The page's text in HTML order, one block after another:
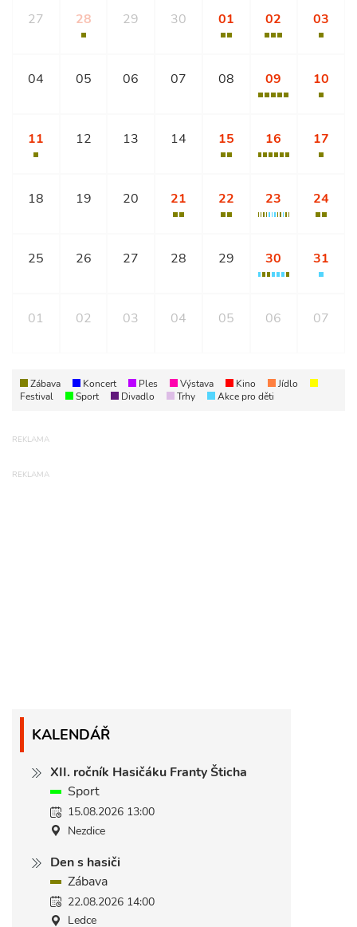
27 28 29 30 01 02 03
04 05 06 07 08 09 10
11 12 13 14 15 16 17
18 19 20 21 22 23 24
25 26 27 28 29 30 31
01 02 03 04 05 06 07
Zábava Koncert Ples Výstava Kino
Jídlo
Festival
Sport Divadlo Trhy Akce pro děti
KALENDÁŘ
XII. ročník Hasičáku Franty Šticha
Sport
15.08.2026 13:00
Nezdice
Den s hasiči
Zábava
22.08.2026 14:00
Ledce